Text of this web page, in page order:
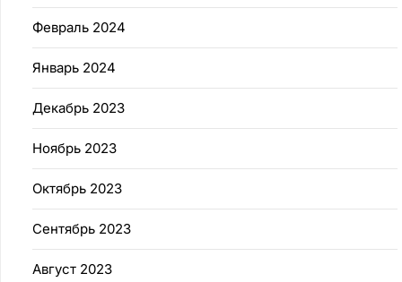
Февраль 2024
Январь 2024
Декабрь 2023
Ноябрь 2023
Октябрь 2023
Сентябрь 2023
Август 2023